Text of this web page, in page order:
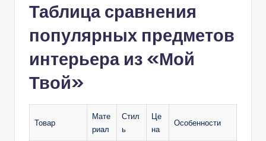
Таблица сравнения
популярных предметов
интерьера из «Мой
Твой»
Товар
Мате
риал
Стил
ь
Це
на
Особенности